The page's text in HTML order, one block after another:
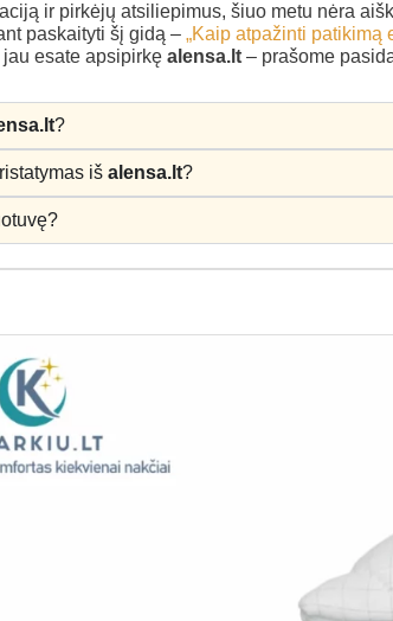
ir pirkėjų atsiliepimus, šiuo metu nėra
paskaityti šį gidą – „Kaip atpažinti patikimą
jau esate apsipirkę alensa.lt – prašome
?
išalensa.lt?